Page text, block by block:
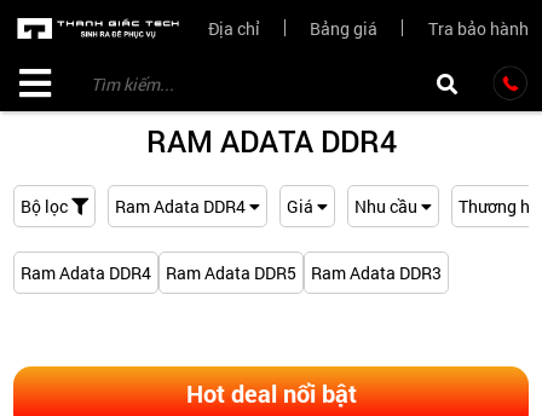
Địa chỉ Bảng giá Tra bảo hành
RAM ADATA DDR4
Bộ lọc Ram Adata DDR4 Giá Nhu cầu Thương
Ram Adata DDR4 Ram Adata DDR5 Ram Adata DDR3
Hot deal nổi bật